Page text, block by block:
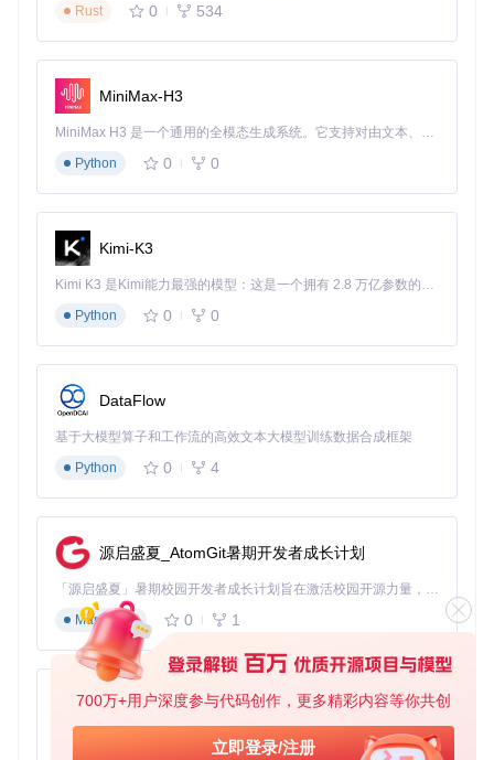
700万+用户深度参与代码创作，更多精彩内容等你共创
立即登录/注册
技术解析：模块化架构设计
数据采集层
层硬件信息获取
控制逻辑层
调节
UI交互层
MainForm.cs
系统采用增量式PID控制，核心代码位于LibreHardwareMonit
orLib/Hardware/Sensor.cs
进阶使用技巧
自定义风扇曲线
通过修改OmenHardware.cs
// 示例：高温段激进散热
var curve = new Dictionary<int, int> {
    {
    {
70, 50 }, // 70℃时50%转速
    {
80, 80 }, // 80℃时80%转速
    {
90, 100 }
功耗墙解锁
U/下的功率限制参数，在散热条件允许的情况下提升性能上限
Rust
0 534
MiniMax-H3
MiniMax H3 是一个通用的全模态生成系统。它支持对由文本、图像、视频和音频组成的多模态上下文进行统一理解，并能生成分辨率高达 2K、时长可达 15 秒的带原生立体声音频的视频。得益于面向任务泛化的系统设计，H3 在预训练阶段就已具备广泛的多模态上下文理解与生成能力，能够出色地执行复杂的多模态指令。
Python
0 0
Kimi-K3
Kimi K3 是Kimi能力最强的模型：这是一个拥有 2.8 万亿参数的混合专家（MoE）模型，具备原生视觉理解能力，并支持 100 万 token 的上下文窗口。
Python
0 0
DataFlow
基于大模型算子和工作流的高效文本大模型训练数据合成框架
Python
0 4
源启盛夏_AtomGit暑期开发者成长计划
「源启盛夏」暑期校园开发者成长计划旨在激活校园开源力量，通过积分激励、认证扶持、资源倾斜等形式，引导高校组织和开发者完成「入驻 — 建项目 — 做贡献 — 获认证 — 得资源」的完整闭环。无论你是想带领社团入驻平台的组织者，还是希望用代码贡献证明自己的开发者，都能在这里找到属于你的成长路径。
Markdown
0 1
py-xiaozhi
基于Python的Xiaozhi AI，适用于想要完整Xiaozhi体验而无需拥有专用硬件的用户。